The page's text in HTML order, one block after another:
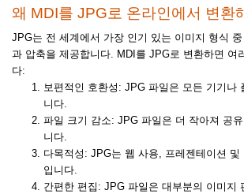
왜 MDI를 JPG로 온라인에서 변환
JPG는 전 세계에서 가장 인기 있는 이미지 형식
과 압축을 제공합니다. MDI를 JPG로 변환하면 여
다:
보편적인 호환성: JPG 파일은 모든 기기나
니다.
파일 크기 감소: JPG 파일은 더 작아져 공
니다.
다목적성: JPG는 웹 사용, 프레젠테이션 및
입니다.
간편한 편집: JPG 파일은 대부분의 이미지